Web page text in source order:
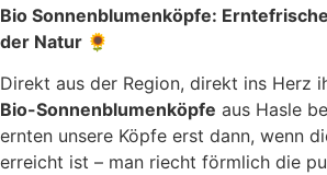
Bio Sonnenblumenköpfe:
der Natur 🌻
Direkt aus der Region, direkt ins Herz
Bio-Sonnenblumenköpfe aus Hasle
ernten unsere Köpfe erst dann, wenn
erreicht ist – man riecht förmlich die